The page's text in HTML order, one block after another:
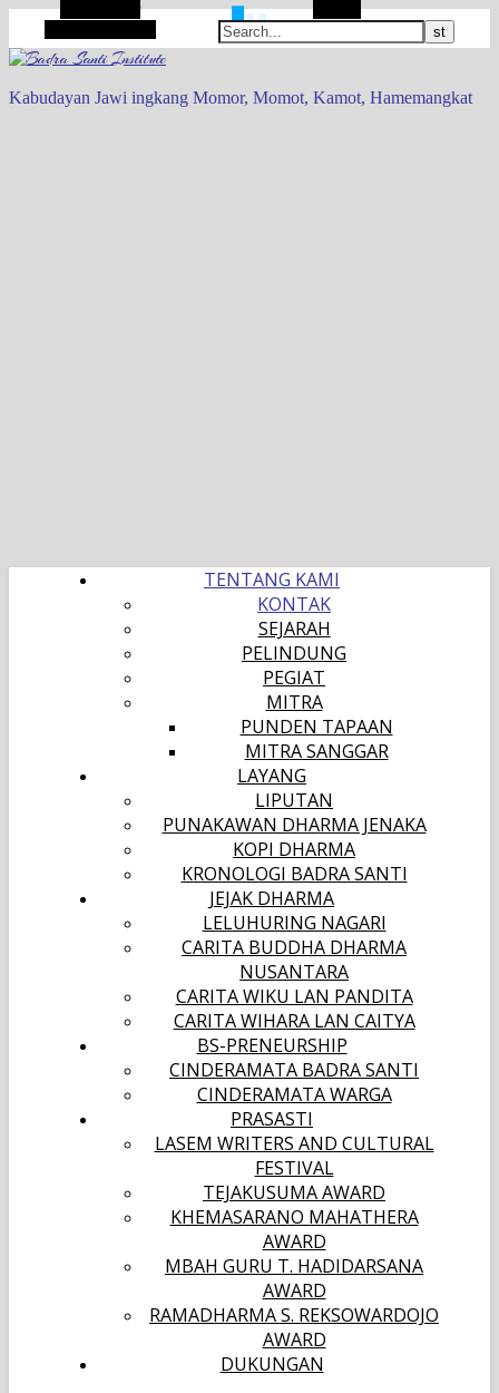
Kabudayan Jawi ingkang Momor, Momot, Kamot, Hamemangkat
Search
TENTANG KAMI
KONTAK
SEJARAH
PELINDUNG
PEGIAT
MITRA
PUNDEN TAPAAN
MITRA SANGGAR
LAYANG
LIPUTAN
PUNAKAWAN DHARMA JENAKA
KOPI DHARMA
KRONOLOGI BADRA SANTI
JEJAK DHARMA
LELUHURING NAGARI
CARITA BUDDHA DHARMA
NUSANTARA
CARITA WIKU LAN PANDITA
CARITA WIHARA LAN CAITYA
BS-PRENEURSHIP
CINDERAMATA BADRA SANTI
CINDERAMATA WARGA
PRASASTI
LASEM WRITERS AND CULTURAL
FESTIVAL
TEJAKUSUMA AWARD
KHEMASARANO MAHATHERA
AWARD
MBAH GURU T. HADIDARSANA
AWARD
RAMADHARMA S. REKSOWARDOJO
AWARD
DUKUNGAN